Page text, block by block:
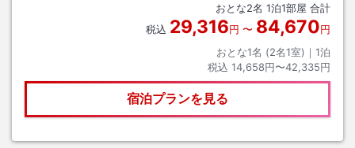
おとな2名 1泊1部屋 合計
税込 29,316円 〜 84,670円
おとな1名 (2名1室)｜ 1泊
税込 14,658円〜42,335円
宿泊プランを見る